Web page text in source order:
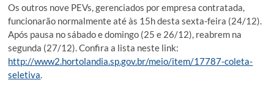
Os outros nove PEVs, gerenciados por empresa contratada,
funcionarão normalmente até às 15h desta sexta-feira (24/12).
Após pausa no sábado e domingo (25 e 26/12), reabrem na
segunda (27/12). Confira a lista neste link:
http://www2.hortolandia.sp.gov.br/meio/item/17787-coleta-
seletiva.